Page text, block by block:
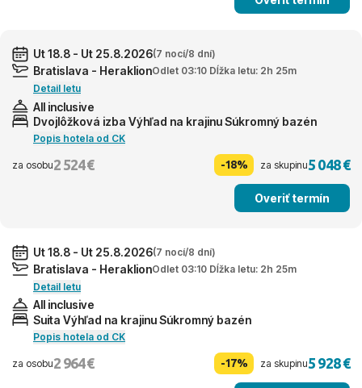
Ut 18.8 - Ut 25.8.2026(7 nocí/8 dní)
Bratislava - HeraklionOdlet 03:10 Dĺžka letu: 2h 25m
Detail letu
All inclusive
Dvojlôžková izba Výhľad na krajinu Súkromný bazén
Popis hotela od CK
za osobu2 524 € -18% za skupinu5 048 €
Overiť termín
Ut 18.8 - Ut 25.8.2026(7 nocí/8 dní)
Bratislava - HeraklionOdlet 03:10 Dĺžka letu: 2h 25m
Detail letu
All inclusive
Suita Výhľad na krajinu Súkromný bazén
Popis hotela od CK
za osobu2 964 € -17% za skupinu5 928 €